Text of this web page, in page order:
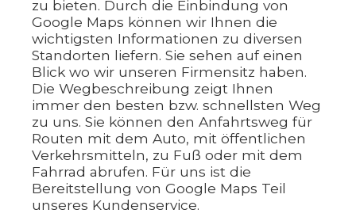
zu bieten. Durch die Einbindung von
Google Maps können wir Ihnen die
wichtigsten Informationen zu diversen
Standorten liefern. Sie sehen auf einen
Blick wo wir unseren Firmensitz haben.
Die Wegbeschreibung zeigt Ihnen
immer den besten bzw. schnellsten Weg
zu uns. Sie können den Anfahrtsweg für
Routen mit dem Auto, mit öffentlichen
Verkehrsmitteln, zu Fuß oder mit dem
Fahrrad abrufen. Für uns ist die
Bereitstellung von Google Maps Teil
unseres Kundenservice.